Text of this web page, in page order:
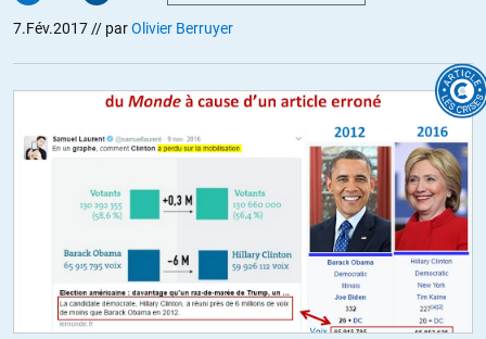
7.Fév.2017 // parOlivier Berruyer